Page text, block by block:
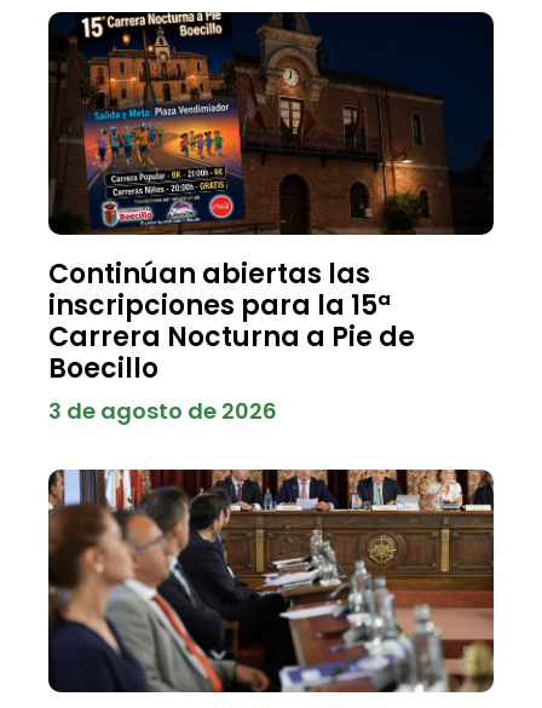
Continúan abiertas las
inscripciones para la 15ª
Carrera Nocturna a Pie de
Boecillo
3 de agosto de 2026